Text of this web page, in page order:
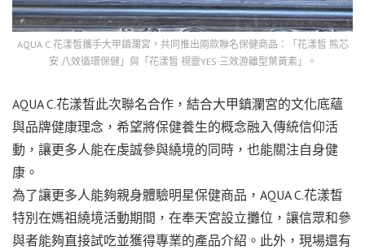
AQUA C.花漾皙攜手大甲鎮瀾宮，共同推出兩款聯名保健商品：「花漾皙 熊芯
安·八效循環保健」與「花漾皙 視靈YES·三效游離型葉黃素」。
AQUA C.花漾皙此次聯名合作，結合大甲鎮瀾宮的文化底蘊
與品牌健康理念，希望將保健養生的概念融入傳統信仰活
動，讓更多人能在虔誠參與繞境的同時，也能關注自身健
康。
為了讓更多人能夠親身體驗明星保健商品，AQUA C.花漾皙
特別在媽祖繞境活動期間，在奉天宮設立攤位，讓信眾和參
與者能夠直接試吃並獲得專業的產品介紹。此外，現場還有